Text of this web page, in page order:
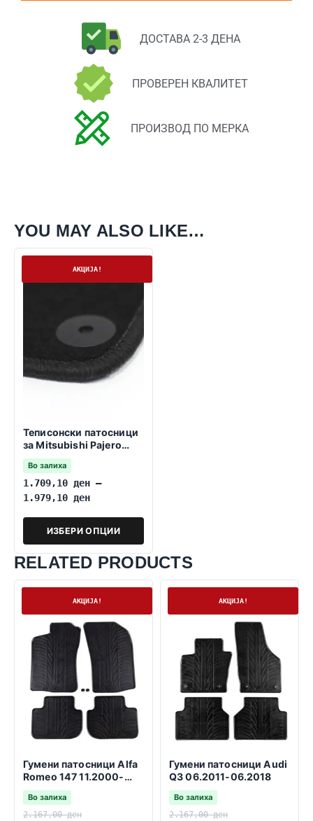
ДОСТАВА 2-3 ДЕНА
ПРОВЕРЕН КВАЛИТЕТ
ПРОИЗВОД ПО МЕРКА
YOU MAY ALSO LIKE…
АКЦИЈА!
Теписонски патосници
за Mitsubishi Pajero
2006-2021
Во залиха
1.709,10 ден –
1.979,10 ден
ИЗБЕРИ ОПЦИИ
RELATED PRODUCTS
АКЦИЈА!
Гумени патосници Alfa
Romeo 147 11.2000-
03.2010
Во залиха
2.167,00ден
АКЦИЈА!
Гумени патосници Audi
Q3 06.2011-06.2018
Во залиха
2.167,00ден